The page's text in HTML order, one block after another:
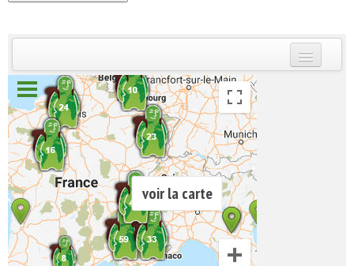
INSCRIVEZ-VOUS | ABONNEZ-VOUS
voir la carte